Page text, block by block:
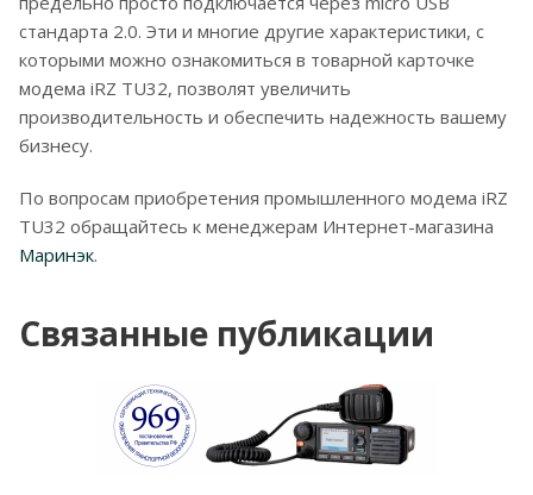
стандарта 2.0. Эти и многие другие характеристики, с
которыми можно ознакомиться в товарной карточке
модема iRZ TU32, позволят увеличить
производительность и обеспечить надежность вашему
бизнесу.
По вопросам приобретения промышленного модема iRZ
TU32 обращайтесь к менеджерам Интернет-магазина
Маринэк.
Связанные публикации